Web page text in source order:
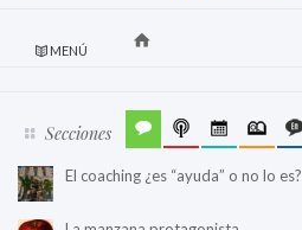
MENÚ
Secciones
El coaching ¿es “ayuda” o no lo es?